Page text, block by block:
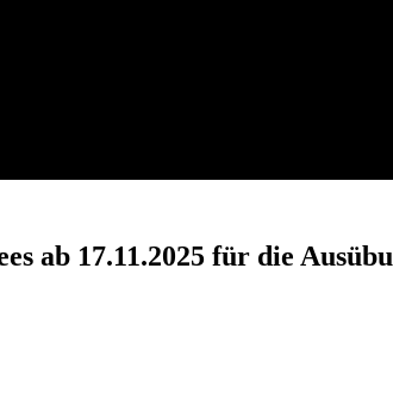
ab 17.11.2025 für die